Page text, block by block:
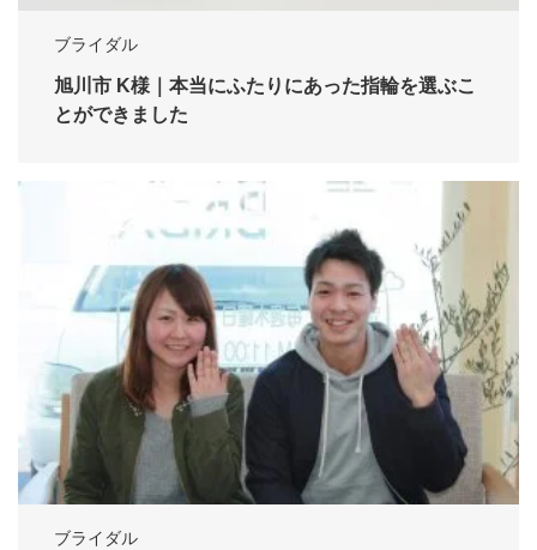
ブライダル
旭川市 K様｜本当にふたりにあった指輪を選ぶこ
とができました
ブライダル